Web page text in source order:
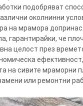
подобряват
околнинни
на мрамора
гарантирайки, че
целост през
на сивите мраморни
или ремонтни